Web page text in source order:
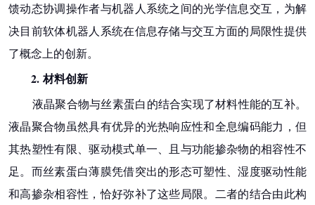
馈动态协调操作者与机器人系统之间的光学信息交互，为解
决目前软体机器人系统在信息存储与交互方面的局限性提供
了概念上的创新。
2.材料创新
液晶聚合物与丝素蛋白的结合实现了材料性能的互补。
液晶聚合物虽然具有优异的光热响应性和全息编码能力，但
其热塑性有限、驱动模式单一、且与功能掺杂物的相容性不
足。而丝素蛋白薄膜凭借突出的形态可塑性、湿度驱动性能
和高掺杂相容性，恰好弥补了这些局限。二者的结合由此构